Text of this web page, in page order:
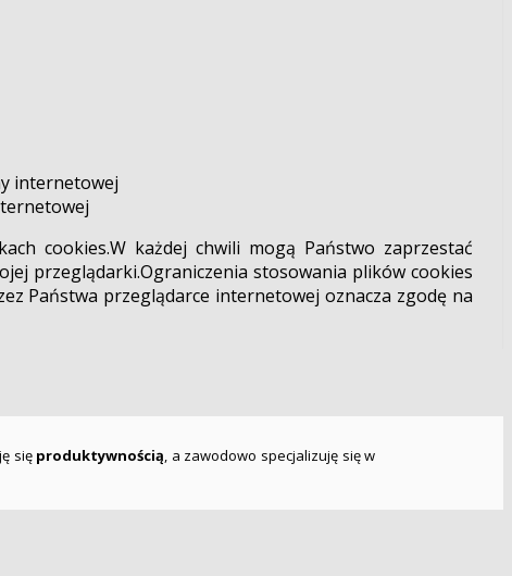
internetowej
cookies.W każdej chwili mogą Państwo zaprzestać
przeglądarki.Ograniczenia stosowania plików cookies
Państwa przeglądarce internetowej oznacza zgodę na
się produktywnością, a zawodowo specjalizuję się w